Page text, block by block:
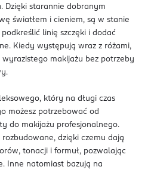
Dzięki starannie dobranym
światłem i cieniem, są w stanie
linię szczęki i dodać
Kiedy występują wraz z różami,
makijażu bez potrzeby
który na długi czas
możesz potrzebować od
do makijażu profesjonalnego.
dzięki czemu dają
tonacji i formuł, pozwalając
Inne natomiast bazują na